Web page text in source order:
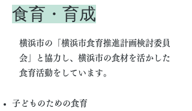
​食育・育成
横浜市の「横浜市食育推進計画検討委員
会」と協力し、横浜市の食材を活かした
食育活動をしています。
​ 子どものための食育